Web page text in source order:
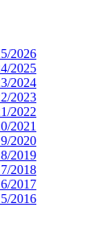
2026
2025
2024
2023
2022
2021
2020
2019
2018
2017
2016